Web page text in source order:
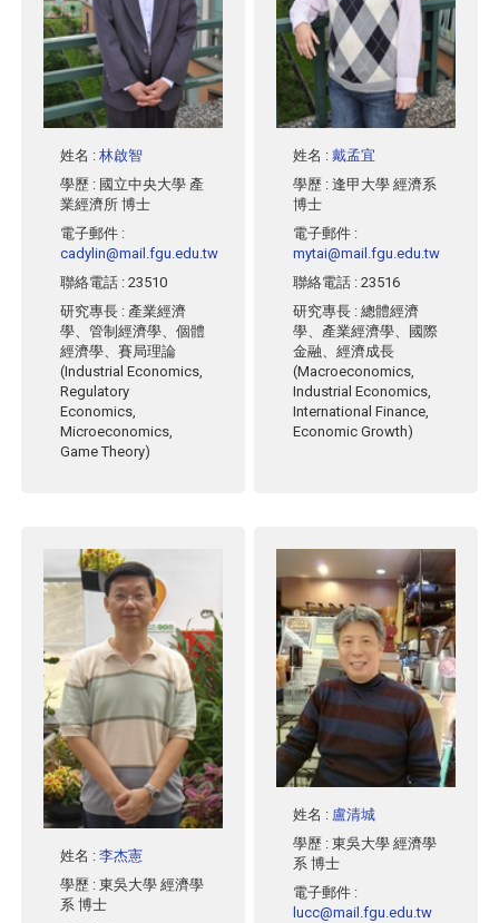
姓名 :林啟智
學歷 : 國立中央大學 產
業經濟所 博士
電子郵件 :
cadylin@mail.fgu.edu.tw
聯絡電話 : 23510
研究專長 : 產業經濟
學、管制經濟學、個體
經濟學、賽局理論
(Industrial Economics,
Regulatory
Economics,
Microeconomics,
Game Theory)
姓名 :戴孟宜
學歷 : 逢甲大學 經濟系
博士
電子郵件 :
mytai@mail.fgu.edu.tw
聯絡電話 : 23516
研究專長 : 總體經濟
學、產業經濟學、國際
金融、經濟成長
(Macroeconomics,
Industrial Economics,
International Finance,
Economic Growth)
姓名 :李杰憲
學歷 : 東吳大學 經濟學
系 博士
姓名 : 盧清城
學歷 : 東吳大學 經濟學
系 博士
電子郵件 :
lucc@mail.fgu.edu.tw